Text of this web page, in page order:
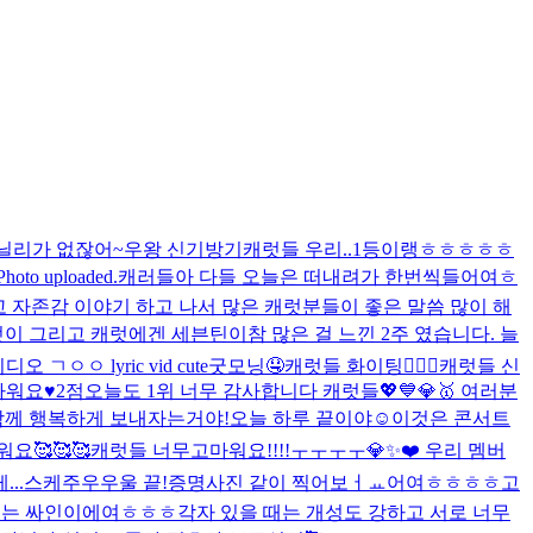
리가 없잖어~우왕 신기방기 캐럿들 우리..1등이랭ㅎㅎㅎㅎㅎ
uploaded.캐러들아 다들 오늘은 떠내려가 한번씩들어여ㅎ
자존감 이야기 하고 나서 많은 캐럿분들이 좋은 말씀 많이 해
그리고 캐럿에겐 세븐틴이 참 많은 걸 느낀 2주 였습니다. 늘
디오 ㄱㅇㅇ lyric vid cute굿모닝🤤캐럿들 화이팅❤️‍🔥🔥캐럿들 신
워요♥️2점 오늘도 1위 너무 감사합니다 캐럿들💖💙💎🥇 여러분
행복하게 보내자는거야!오늘 하루 끝이야☺️ 이것은 콘서트
요🥰🥰🥰캐럿들 너무고마워요!!!!ㅜㅜㅜㅜ💎✨❤️ 우리 멤버
...스케주우우울 끝!증명사진 같이 찍어보ㅓㅛ어여ㅎㅎㅎㅎ 고
싸인이에여ㅎㅎㅎ각자 있을 때는 개성도 강하고 서로 너무